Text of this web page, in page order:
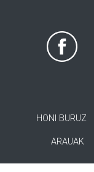
HONI BURUZ
ARAUAK